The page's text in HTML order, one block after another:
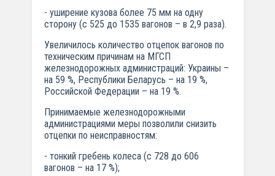
- уширение кузова более 75 мм на одну
сторону (с 525 до 1535 вагонов – в 2,9 раза).
Увеличилось количество отцепок вагонов по
техническим причинам на МГСП
железнодорожных администраций: Украины –
на 59 %, Республики Беларусь – на 19 %,
Российской Федерации – на 19 %.
Принимаемые железнодорожными
администрациями меры позволили снизить
отцепки по неисправностям:
- тонкий гребень колеса (с 728 до 606
вагонов – на 17 %);